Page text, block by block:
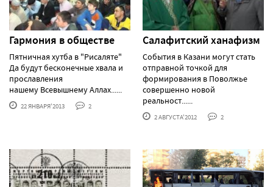
Гармония в обществе
Пятничная хутба в "Рисаляте"
Да будут бесконечные хвала и
прославления
нашему Всевышнему Аллах......
22 ЯНВАРЯ'2013 2
Салафитский ханафизм
События в Казани могут стать
отправной точкой для
формирования в Поволжье
совершенно новой
реальност......
2 АВГУСТА'2012 2